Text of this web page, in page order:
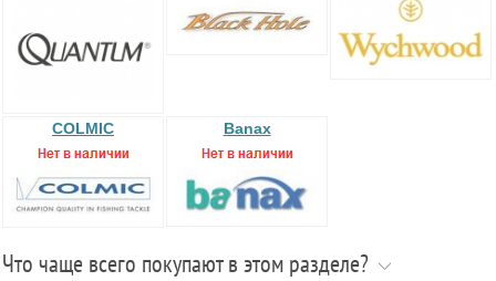
COLMIC Banax
Что чаще всего покупают в этом разделе?